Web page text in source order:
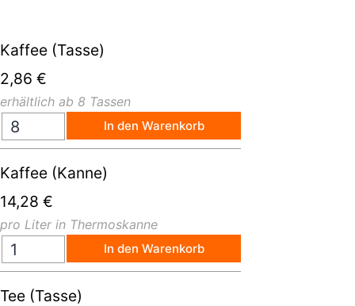
Kaffee (Tasse)
2,86 €
erhältlich ab 8 Tassen
In den Warenkorb
Kaffee (Kanne)
14,28 €
pro Liter in Thermoskanne
In den Warenkorb
Tee (Tasse)